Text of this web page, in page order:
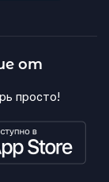
от
просто!